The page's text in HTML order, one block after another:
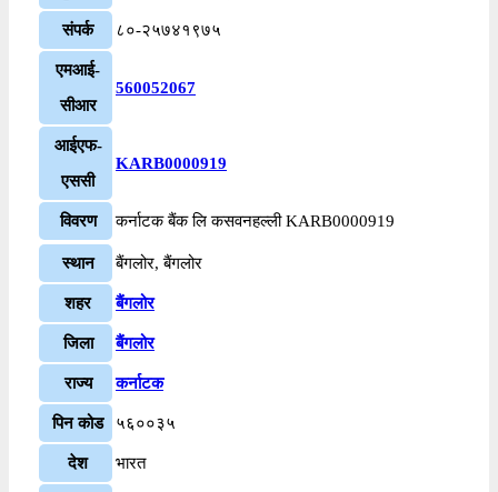
संपर्क ८०-२५७४१९७५
एमआई-
सीआर
560052067
आईएफ-
एससी
KARB0000919
विवरण कर्नाटक बैंक लि कसवनहल्ली KARB0000919
स्थान बैंगलोर, बैंगलोर
शहर बैंगलोर
जिला बैंगलोर
राज्य कर्नाटक
पिन कोड ५६००३५
देश भारत